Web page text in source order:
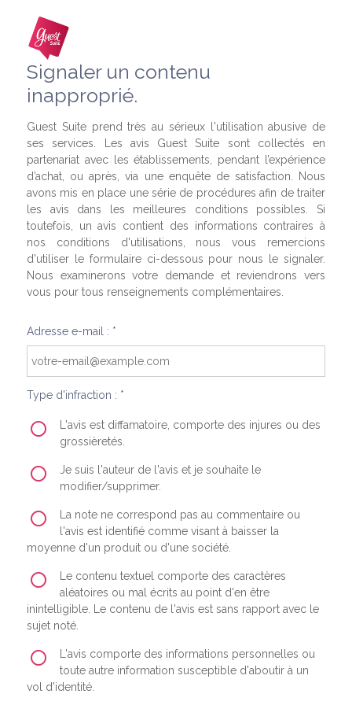
Signaler un contenu
inapproprié.
Guest Suite prend très au sérieux l'utilisation abusive de
ses services. Les avis Guest Suite sont collectés en
partenariat avec les établissements, pendant l’expérience
d’achat, ou après, via une enquête de satisfaction. Nous
avons mis en place une série de procédures afin de traiter
les avis dans les meilleures conditions possibles. Si
toutefois, un avis contient des informations contraires à
nos conditions d'utilisations, nous vous remercions
d'utiliser le formulaire ci-dessous pour nous le signaler.
Nous examinerons votre demande et reviendrons vers
vous pour tous renseignements complémentaires.
Adresse e-mail : *
Type d'infraction : *
L'avis est diffamatoire, comporte des injures ou des
grossièretés.
Je suis l'auteur de l'avis et je souhaite le
modifier/supprimer.
La note ne correspond pas au commentaire ou
l'avis est identifié comme visant à baisser la
moyenne d'un produit ou d'une société.
Le contenu textuel comporte des caractères
aléatoires ou mal écrits au point d'en être
inintelligible. Le contenu de l'avis est sans rapport avec le
sujet noté.
L'avis comporte des informations personnelles ou
toute autre information susceptible d'aboutir à un
vol d'identité.